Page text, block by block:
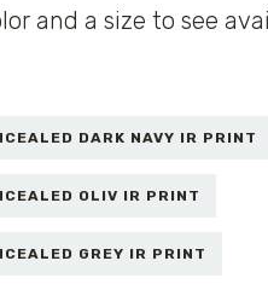
and a size to see
DARK NAVY IR PRINT
OLIV IR PRINT
GREY IR PRINT